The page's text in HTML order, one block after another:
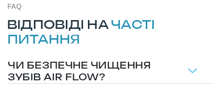
FAQ
ВІДПОВІДІ НАЧАСТІ
ПИТАННЯ
ЧИ БЕЗПЕЧНЕ ЧИЩЕННЯ
ЗУБІВ AIR FLOW?